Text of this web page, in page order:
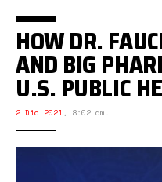
HOW DR.
AND BIG
U.S. PUBLIC
2 Dic 2021, 8:02 am.